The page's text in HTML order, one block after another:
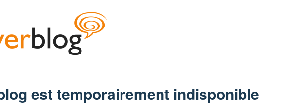
est temporairement indisponible